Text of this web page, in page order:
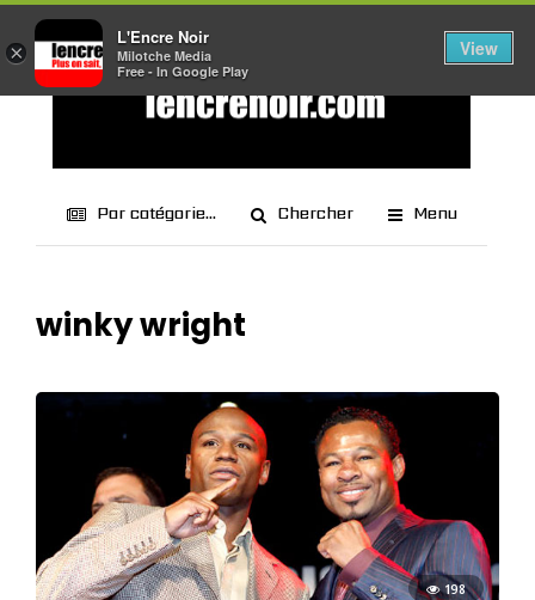
Par catégorie... Chercher Menu
winky wright
198
×
L'Encre Noir
Milotche Media
Free - In Google Play
View